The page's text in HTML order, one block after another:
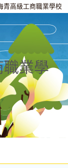
青高級工商職業學校
業學